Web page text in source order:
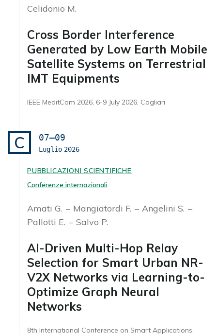
Celidonio M.
Cross Border Interference
Generated by Low Earth Mobile
Satellite Systems on Terrestrial
IMT Equipments
IEEE MeditCom 2026, 6-9 July 2026, Cagliari
C 07–09
Luglio 2026
PUBBLICAZIONI SCIENTIFICHE
Conferenze internazionali
Amati G. Mangiatordi F.
Angelini S.
Pallotti E.
Salvo P.
AI-Driven Multi-Hop Relay
Selection for Smart Urban NR-
V2X Networks via Learning-to-
Optimize Graph Neural
Networks
8th International Conference on Smart Applications,